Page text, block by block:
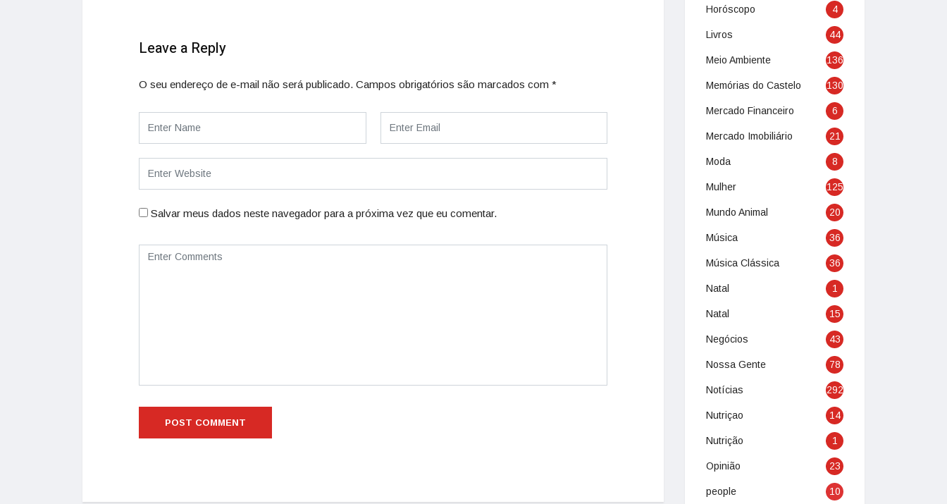
Leave a Reply
O seu endereço de e-mail não será publicado. Campos obrigatórios são marcados com *
Salvar meus dados neste navegador para a próxima vez que eu comentar.
Horóscopo 4
Livros 44
Meio Ambiente 136
Memórias do Castelo 130
Mercado Financeiro 6
Mercado Imobiliário 21
Moda 8
Mulher 125
Mundo Animal 20
Música 36
Música Clássica 36
Natal 1
Natal 15
Negócios 43
Nossa Gente 78
Notícias 292
Nutriçao 14
Nutrição 1
Opinião 23
people 10